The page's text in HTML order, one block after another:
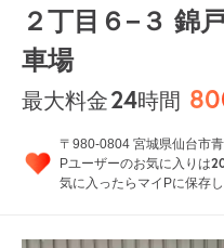
２丁目６−３ 錦
車場
最大料金24時間
〒980-0804 宮城県仙台市
Pユーザーのお気に入りは
気に入ったらマイPに保存し